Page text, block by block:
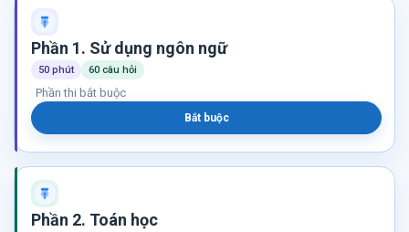
Phần 1. Sử dụng ngôn ngữ
50 phút 60 câu hỏi
Phần thi bắt buộc
Bắt buộc
Phần 2. Toán học